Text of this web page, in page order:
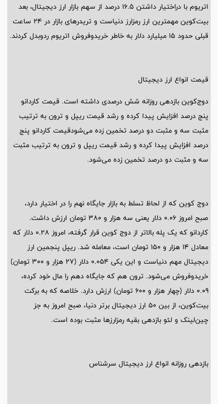
اتریوم با دراختیار داشتن ۱۶.۵ درصد از سهم بازار ارز دیجیتال، بعد
بیت‌کوین مهمترین ارز رمزارز دنیاست و تریدر‌های بازار در ۲۴ ساعت
قبلی حدود ۱۵ میلیارد دلار به خاطر خریدوفروش اتریوم ردوبدل کردند.
قیمت انواع ارز دیجیتال
دوج‌کوین بازدهی روزانه شش درصدی داشته است. قیمت کاردانو
پنج درصد افزایش پیدا کرده و رشد قیمت ریپل و ترون به ترتیب
مثبت سه و مثبت دو درصد تخمین زده می‌شودقیمت کاردانو پنج
درصد افزایش پیدا کرده و رشد قیمت ریپل و ترون به ترتیب مثبت
سه و مثبت دو درصد تخمین زده می‌شود.
دوج کوین که از لحاظ تسلط به بازار جایگاه نهم را در اختیار دارد،
صبح امروز ۰.۰۶ دلار یعنی سه هزار و ۳۸۰ تومان ارزش داشت.
کاردانو که یک پله بالاتر از دوج کوین قرار گرفته، امروز ۰.۲۸ دلار که
معادل ۱۴ هزار و ۱۵۰ تومان است، معامله شد. ریپل پنجمین ارز
دیجیتال مهم دنیاست و این یکی ۰.۰۵۴ دلار (۲۷ هزار و ۳۰۰ تومان)
خریدوفروش می‌شود. ترون هم که جایگاه دهم را مال خود کرده،
۰.۰۹ دلار (چهار هزار و ۶۰۰ تومان) ارزش دارد. خلاصه که به برکت
بیت‌کوین، از بین ۵۰ ارز دیجیتال برتر دنیا، صبح امروز به جز
چین‌لینک و لئو بازدهی بقیه رمزارز‌ها مثبت بوده است.
بازدهی روزانه انواع ارز دیجیتال سرشناس